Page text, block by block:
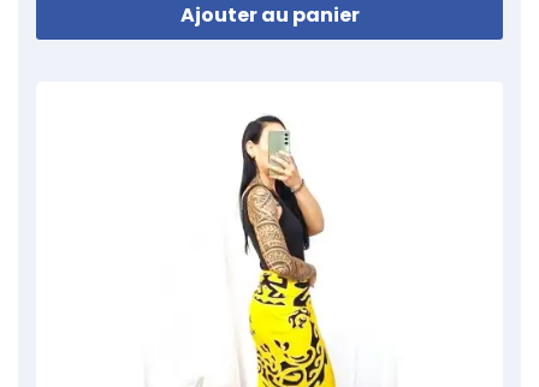
Ajouter au panier